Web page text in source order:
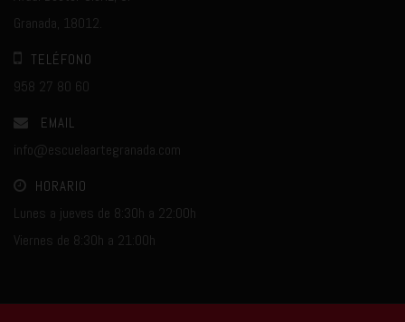
Granada, 18012.
TELÉFONO
958 27 80 60
EMAIL
info@escuelaartegranada.com
HORARIO
Lunes a jueves de 8:30h a 22:00h
Viernes de 8:30h a 21:00h